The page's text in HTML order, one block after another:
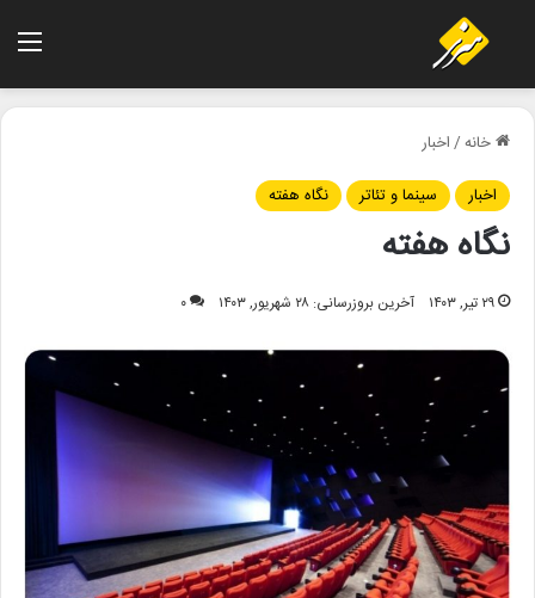
خانه/اخبار
اخبار
سینما و تئاتر نگاه هفته
نگاه هفته
۲۹ تیر, ۱۴۰۳ آخرین بروزرسانی: ۲۸ شهریور, ۱۴۰۳ ۰